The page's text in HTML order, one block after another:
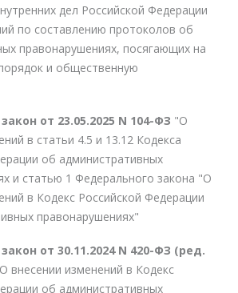
дел Российской Федерации
по составлению протоколов об
правонарушениях, посягающих на
и общественную
от 23.05.2025 N 104-ФЗ "О
в статьи 4.5 и 13.12 Кодекса
об административных
и статью 1 Федерального закона "О
в Кодекс Российской Федерации
правонарушениях"
от 30.11.2024 N 420-ФЗ (ред.
внесении изменений в Кодекс
об административных